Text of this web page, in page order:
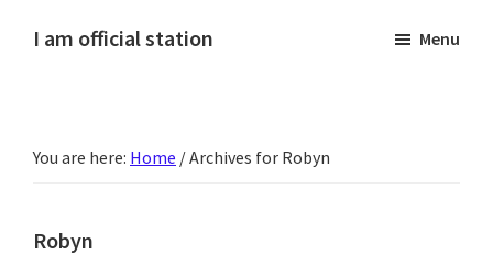
I am official station
fréttir
og
Menu
You are here: Home /Archives for Robyn
Robyn